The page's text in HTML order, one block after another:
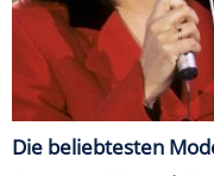
Die beliebtesten